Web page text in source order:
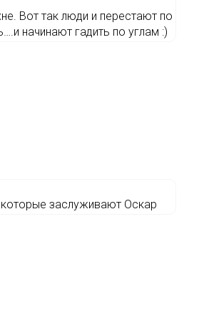
Вот так люди и перестают по
начинают гадить по углам :)
заслуживают Оскар